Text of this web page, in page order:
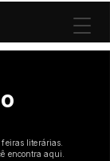
literárias.
encontra aqui.